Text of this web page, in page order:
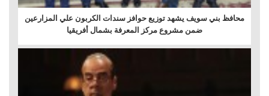
محافظ بني سويف يشهد توزيع حوافز سندات الكربون علي المزارعين
ضمن مشروع مركز المعرفة بشمال أفريقيا